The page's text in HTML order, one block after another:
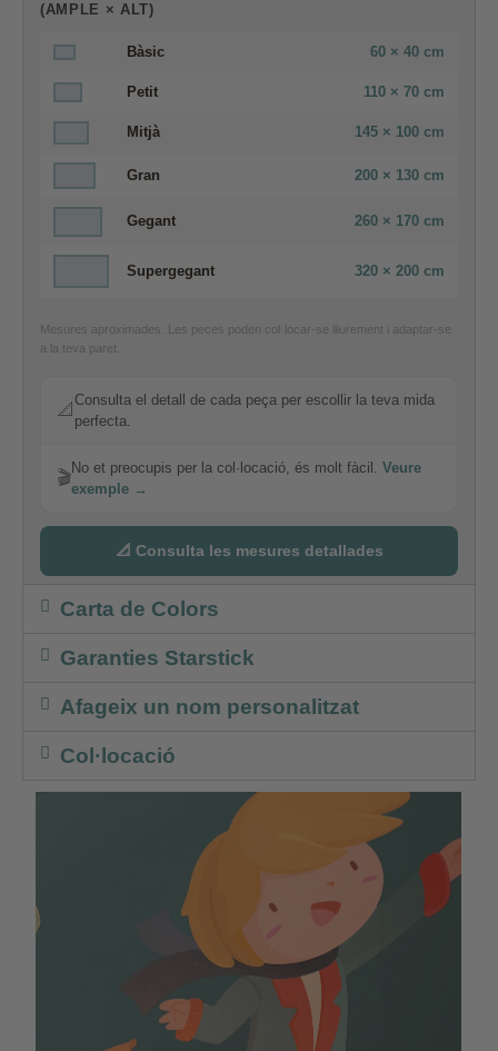
(AMPLE × ALT)
Bàsic 60 × 40 cm
Petit 110 × 70 cm
Mitjà 145 × 100 cm
Gran 200 × 130 cm
Gegant 260 × 170 cm
Supergegant 320 × 200 cm
Mesures aproximades. Les peces poden col·locar-se lliurement i adaptar-se
a la teva paret.
📐
Consulta el detall de cada peça per escollir la teva mida
perfecta.
🎬
No et preocupis per la col·locació, és molt fàcil. Veure
exemple →
📐 Consulta les mesures detallades
Carta de Colors
Garanties Starstick
Afageix un nom personalitzat
Col·locació